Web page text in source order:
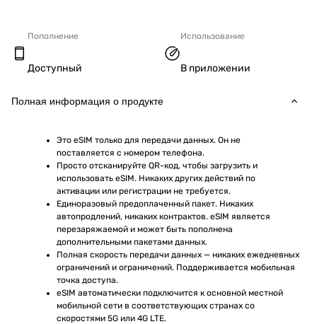
Пополнение
Доступный
Использование
В приложении
Полная информация о продукте
Это eSIM только для передачи данных. Он не
поставляется с номером телефона.
Просто отсканируйте QR-код, чтобы загрузить и
использовать eSIM. Никаких других действий по
активации или регистрации не требуется.
Единоразовый предоплаченный пакет. Никаких
автопродлений, никаких контрактов. eSIM является
перезаряжаемой и может быть пополнена
дополнительными пакетами данных.
Полная скорость передачи данных — никаких ежедневных
ограничений и ограничений. Поддерживается мобильная
точка доступа.
eSIM автоматически подключится к основной местной
мобильной сети в соответствующих странах со
скоростями 5G или 4G LTE.